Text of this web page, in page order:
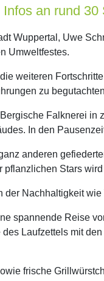
an rund
Wuppertal, Uwe
Umweltfestes.
weiteren
zu
Falknerei
In den
anderen
Stars
Nachhaltigkeit wie
spannende Reise
Laufzettels mit
frische